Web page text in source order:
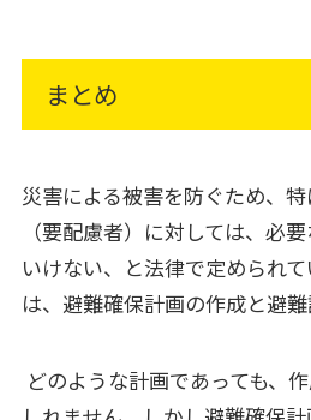
まとめ
災害による被害を防ぐため、
（要配慮者）に対しては、必
いけない、と法律で定められ
は、避難確保計画の作成と避難
どのような計画であっても、